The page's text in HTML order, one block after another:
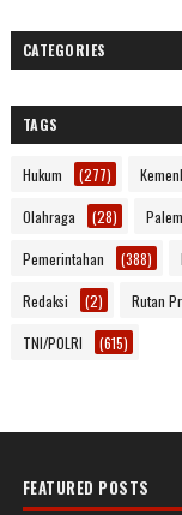
CATEGORIES
TAGS
Hukum (277)
Olahraga (28)
Pemerintahan (388)
Redaksi (2) Rutan
TNI/POLRI (615)
FEATURED POSTS